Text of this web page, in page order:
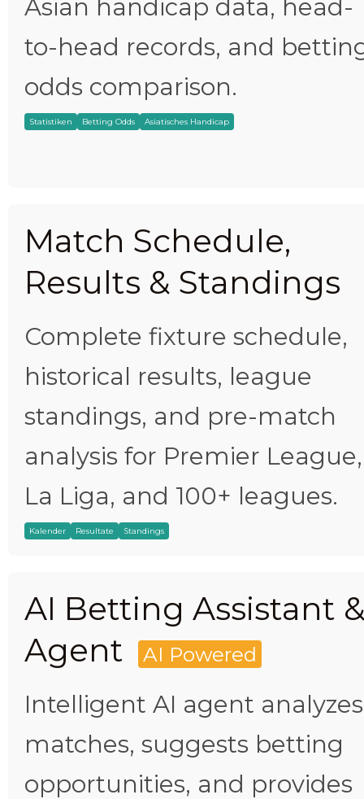
Asian handicap data, head-
to-head records, and
odds comparison.
Statistiken Betting Odds Asiatisches Handicap
Match Schedule,
Results & Standings
Complete fixture schedule,
historical results, league
standings, and pre-match
analysis for Premier League,
La Liga, and 100+ leagues.
Kalender Resultate Standings
AI Betting Assistant
Agent
AI Powered
Intelligent AI agent analyzes
matches, suggests betting
opportunities, and provides